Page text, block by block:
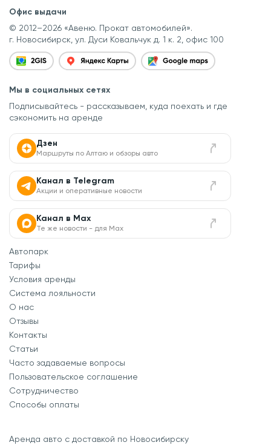
Офис выдачи
© 2012–2026 «Авеню. Прокат автомобилей».
г. Новосибирск, ул. Дуси Ковальчук д. 1 к. 2, офис 100
Мы в социальных сетях
Подписывайтесь - рассказываем, куда поехать и где
сэкономить на аренде
Дзен
Маршруты по Алтаю и обзоры авто
Канал в Telegram
Акции и оперативные новости
Канал в Max
Те же новости - для Max
Автопарк
Тарифы
Условия аренды
Система лояльности
О нас
Отзывы
Контакты
Статьи
Часто задаваемые вопросы
Пользовательское соглашение
Сотрудничество
Способы оплаты
Аренда авто с доставкой по Новосибирску